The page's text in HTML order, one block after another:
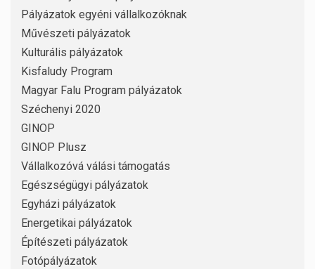
Pályázatok egyéni vállalkozóknak
Művészeti pályázatok
Kulturális pályázatok
Kisfaludy Program
Magyar Falu Program pályázatok
Széchenyi 2020
GINOP
GINOP Plusz
Vállalkozóvá válási támogatás
Egészségügyi pályázatok
Egyházi pályázatok
Energetikai pályázatok
Építészeti pályázatok
Fotópályázatok